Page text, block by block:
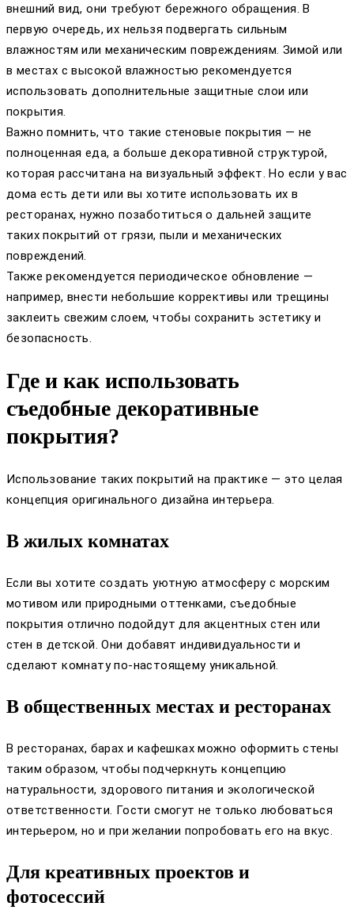
внешний вид, они требуют бережного обращения. В
первую очередь, их нельзя подвергать сильным
влажностям или механическим повреждениям. Зимой или
в местах с высокой влажностью рекомендуется
использовать дополнительные защитные слои или
покрытия.
Важно помнить, что такие стеновые покрытия — не
полноценная еда, а больше декоративной структурой,
которая рассчитана на визуальный эффект. Но если у вас
дома есть дети или вы хотите использовать их в
ресторанах, нужно позаботиться о дальней защите
таких покрытий от грязи, пыли и механических
повреждений.
Также рекомендуется периодическое обновление —
например, внести небольшие коррективы или трещины
заклеить свежим слоем, чтобы сохранить эстетику и
безопасность.
Где и как использовать
съедобные декоративные
покрытия?
Использование таких покрытий на практике — это целая
концепция оригинального дизайна интерьера.
В жилых комнатах
Если вы хотите создать уютную атмосферу с морским
мотивом или природными оттенками, съедобные
покрытия отлично подойдут для акцентных стен или
стен в детской. Они добавят индивидуальности и
сделают комнату по-настоящему уникальной.
В общественных местах и ресторанах
В ресторанах, барах и кафешках можно оформить стены
таким образом, чтобы подчеркнуть концепцию
натуральности, здорового питания и экологической
ответственности. Гости смогут не только любоваться
интерьером, но и при желании попробовать его на вкус.
Для креативных проектов и
фотосессий